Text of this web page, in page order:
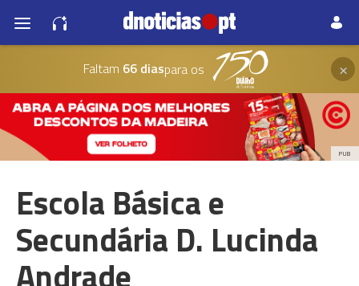
Faltam 66 diaspara os ×
PUB
Escola Básica e
Secundária D. Lucinda